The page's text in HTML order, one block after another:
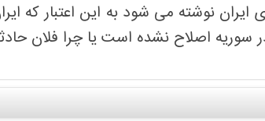
ایران نوشته می شود به این اعتبار که
در سوریه اصلاح نشده است یا چرا فلان